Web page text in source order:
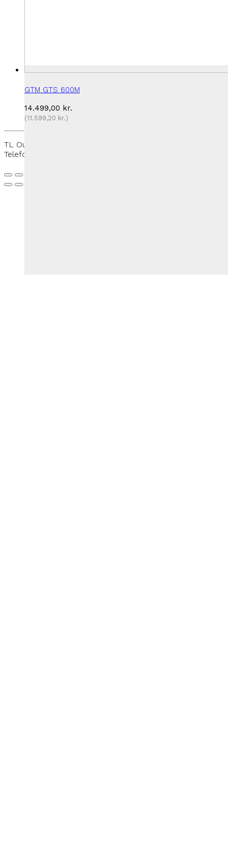
GTM GTS 600M
14.499,00 kr.
(11.599,20 kr.)
TL Outdoor - Rantzausmindevej 109, 5700 Svendborg -
Telefon: